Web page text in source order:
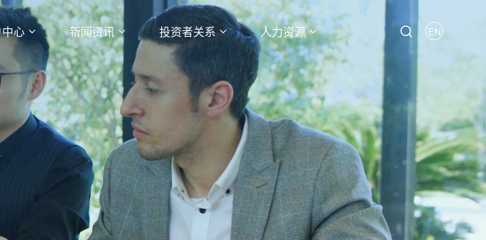
心 新闻资讯 投资者关系 人力资源 EN